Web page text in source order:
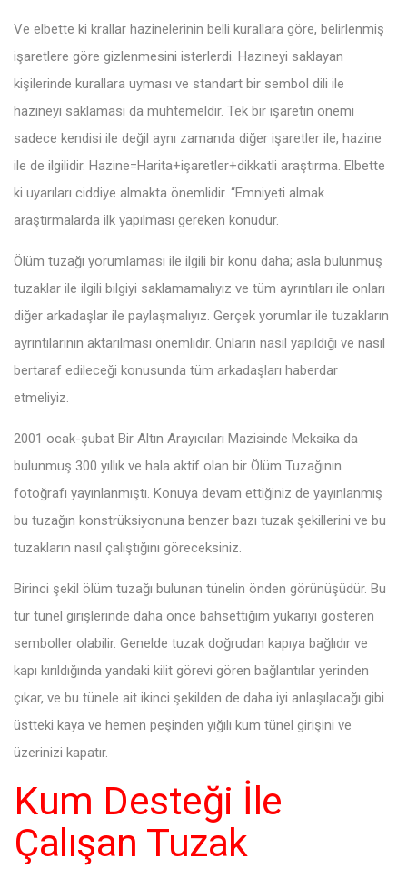
Ve elbette ki krallar hazinelerinin belli kurallara göre, belirlenmiş
işaretlere göre gizlenmesini isterlerdi. Hazineyi saklayan
kişilerinde kurallara uyması ve standart bir sembol dili ile
hazineyi saklaması da muhtemeldir. Tek bir işaretin önemi
sadece kendisi ile değil aynı zamanda diğer işaretler ile, hazine
ile de ilgilidir. Hazine=Harita+işaretler+dikkatli araştırma. Elbette
ki uyarıları ciddiye almakta önemlidir. “Emniyeti almak
araştırmalarda ilk yapılması gereken konudur.
Ölüm tuzağı yorumlaması ile ilgili bir konu daha; asla bulunmuş
tuzaklar ile ilgili bilgiyi saklamamalıyız ve tüm ayrıntıları ile onları
diğer arkadaşlar ile paylaşmalıyız. Gerçek yorumlar ile tuzakların
ayrıntılarının aktarılması önemlidir. Onların nasıl yapıldığı ve nasıl
bertaraf edileceği konusunda tüm arkadaşları haberdar
etmeliyiz.
2001 ocak-şubat Bir Altın Arayıcıları Mazisinde Meksika da
bulunmuş 300 yıllık ve hala aktif olan bir Ölüm Tuzağının
fotoğrafı yayınlanmıştı. Konuya devam ettiğiniz de yayınlanmış
bu tuzağın konstrüksiyonuna benzer bazı tuzak şekillerini ve bu
tuzakların nasıl çalıştığını göreceksiniz.
Birinci şekil ölüm tuzağı bulunan tünelin önden görünüşüdür. Bu
tür tünel girişlerinde daha önce bahsettiğim yukarıyı gösteren
semboller olabilir. Genelde tuzak doğrudan kapıya bağlıdır ve
kapı kırıldığında yandaki kilit görevi gören bağlantılar yerinden
çıkar, ve bu tünele ait ikinci şekilden de daha iyi anlaşılacağı gibi
üstteki kaya ve hemen peşinden yığılı kum tünel girişini ve
üzerinizi kapatır.
Kum Desteği İle
Çalışan Tuzak